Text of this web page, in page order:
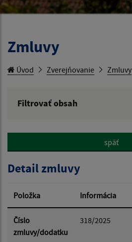
Zmluvy
Úvod Zverejňovanie Zmluvy
Filtrovať obsah
Hľadať v:
Dátum od:
späť
Detail zmluvy
Položka Informácia
Číslo
zmluvy/dodatku
318/2025